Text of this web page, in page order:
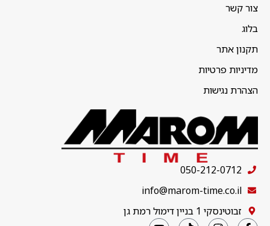
צור קשר
בלוג
תקנון אתר
מדיניות פרטיות
הצהרת נגישות
050-212-0712
info@marom-time.co.il
זבוטינסקי 1 בניין דימול רמת גן